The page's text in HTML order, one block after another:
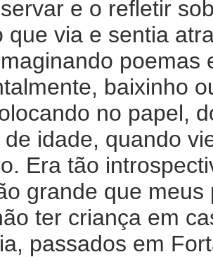
e o refletir
que via e sentia
poemas
baixinho
no papel,
idade, quando
Era tão
grande que meus
ter criança em
passados em